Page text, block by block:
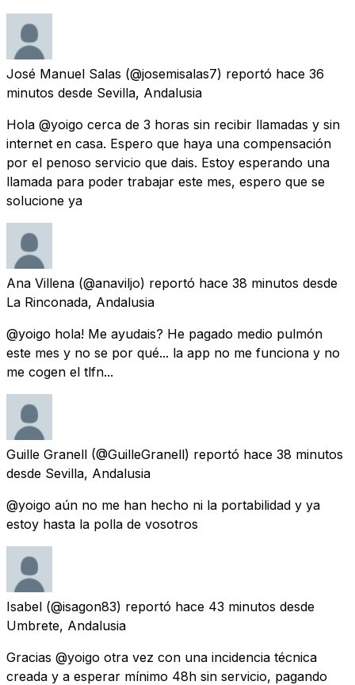
José Manuel Salas (@josemisalas7) reportó hace 36
minutos desde Sevilla, Andalusia
Hola @yoigo cerca de 3 horas sin recibir llamadas y sin
internet en casa. Espero que haya una compensación
por el penoso servicio que dais. Estoy esperando una
llamada para poder trabajar este mes, espero que se
solucione ya
Ana Villena (@anaviljo) reportó hace 38 minutos desde
La Rinconada, Andalusia
@yoigo hola! Me ayudais? He pagado medio pulmón
este mes y no se por qué... la app no me funciona y no
me cogen el tlfn...
Guille Granell (@GuilleGranell) reportó hace 38 minutos
desde Sevilla, Andalusia
@yoigo aún no me han hecho ni la portabilidad y ya
estoy hasta la polla de vosotros
Isabel (@isagon83) reportó hace 43 minutos desde
Umbrete, Andalusia
Gracias @yoigo otra vez con una incidencia técnica
creada y a esperar mínimo 48h sin servicio, pagando